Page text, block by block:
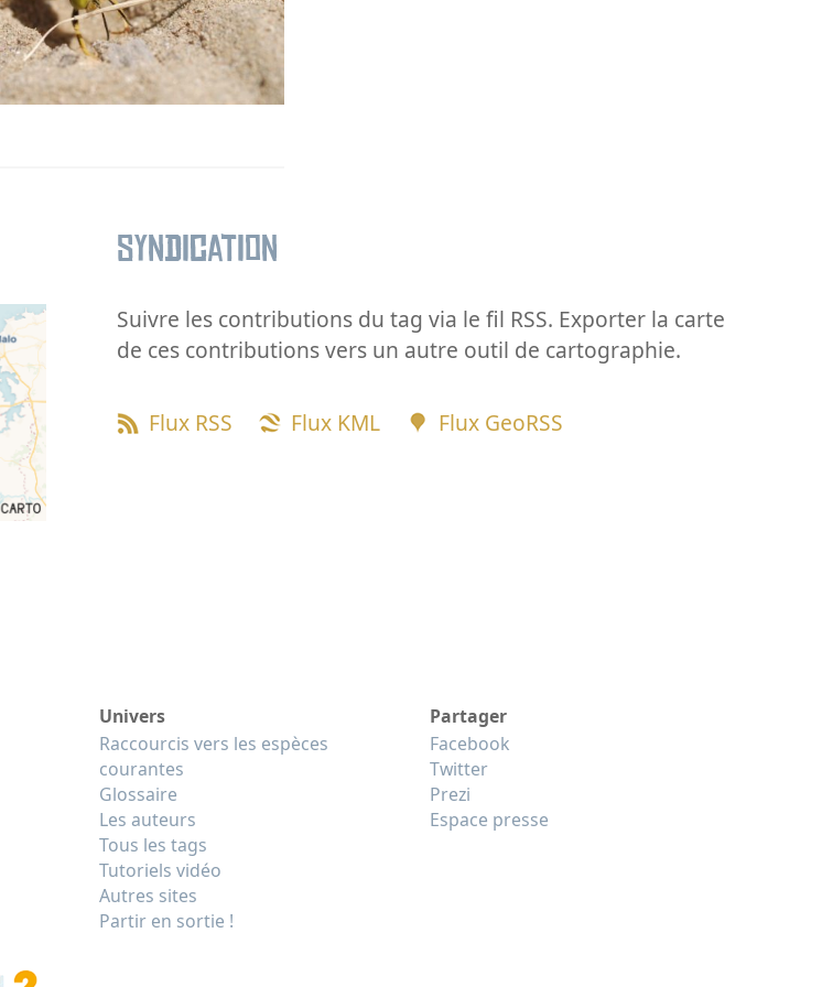
Syndication
Suivre les contributions du tag via le fil RSS. Exporter la carte
de ces contributions vers un autre outil de cartographie.
Flux RSS Flux KML Flux GeoRSS
Univers
Raccourcis vers les espèces
courantes
Glossaire
Les auteurs
Tous les tags
Tutoriels vidéo
Autres sites
Partir en sortie !
Partager
Facebook
Twitter
Prezi
Espace presse